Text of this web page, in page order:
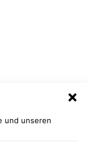
und unseren